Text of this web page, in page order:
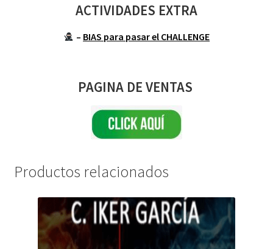
ACTIVIDADES EXTRA
– BIAS para pasar el CHALLENGE
PAGINA DE VENTAS
Productos relacionados